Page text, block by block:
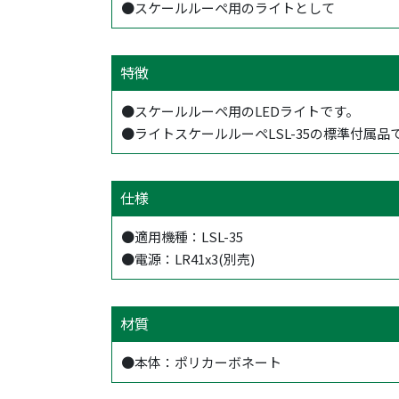
●スケールルーペ用のライトとして
特徴
●スケールルーペ用のLEDライトです。
●ライトスケールルーペLSL-35の標準付属品
仕様
●適用機種：LSL-35
●電源：LR41x3(別売)
材質
●本体：ポリカーボネート